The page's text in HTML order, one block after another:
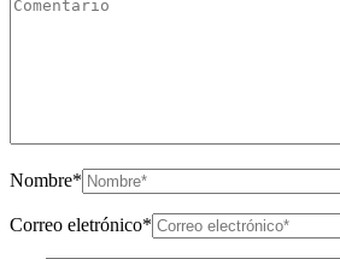
Nombre*
Correo eletrónico*